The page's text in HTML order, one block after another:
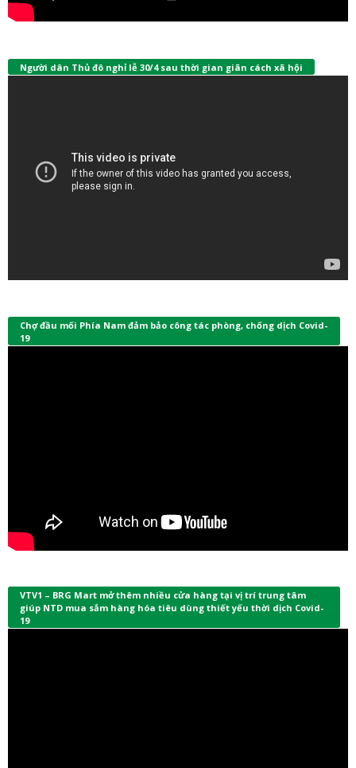
Người dân Thủ đô nghỉ lễ 30/4 sau thời gian giãn cách xã hội
Chợ đầu mối Phía Nam đảm bảo công tác phòng, chống dịch Covid-
19
VTV1 – BRG Mart mở thêm nhiều cửa hàng tại vị trí trung tâm
giúp NTD mua sắm hàng hóa tiêu dùng thiết yếu thời dịch Covid-
19